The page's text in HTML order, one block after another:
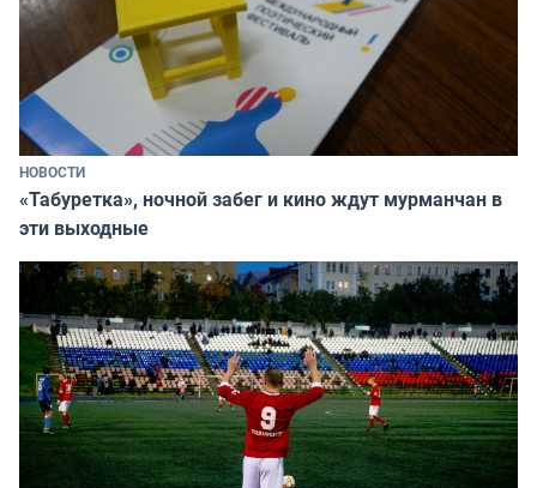
НОВОСТИ
«Табуретка», ночной забег и кино ждут мурманчан в
эти выходные